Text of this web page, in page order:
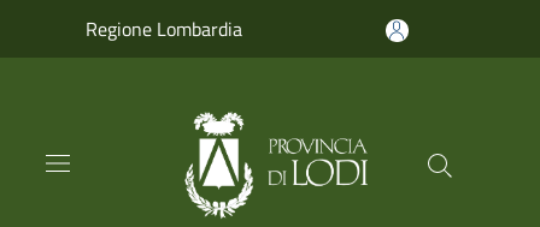
Regione Lombardia